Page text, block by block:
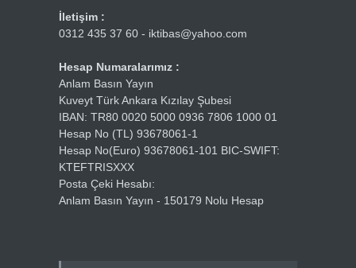
İletişim :
0312 435 37 60 - iktibas@yahoo.com
Hesap Numaralarımız :
Anlam Basın Yayın
Kuveyt Türk Ankara Kızılay Şubesi
IBAN: TR80 0020 5000 0936 7806 1000 01
Hesap No (TL) 93678061-1
Hesap No(Euro) 93678061-101 BIC-SWIFT:
KTEFTRISXXX
Posta Çeki Hesabı:
Anlam Basın Yayın - 150179 Nolu Hesap